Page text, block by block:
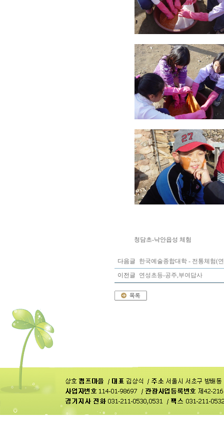
청담초-낙안읍성 체험
다음글
한국예술종합대학 - 전통체험(
이전글
연성초등-공주,부여답사